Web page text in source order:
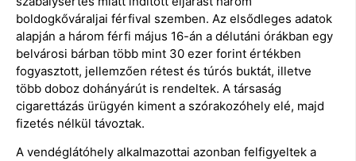
boldogkőváraljai férfival szemben. Az elsődleges adatok
alapján a három férfi május 16-án a délutáni órákban egy
belvárosi bárban több mint 30 ezer forint értékben
fogyasztott, jellemzően rétest és túrós buktát, illetve
több doboz dohányárút is rendeltek. A társaság
cigarettázás ürügyén kiment a szórakozóhely elé, majd
fizetés nélkül távoztak.
A vendéglátóhely alkalmazottai azonban felfigyeltek a